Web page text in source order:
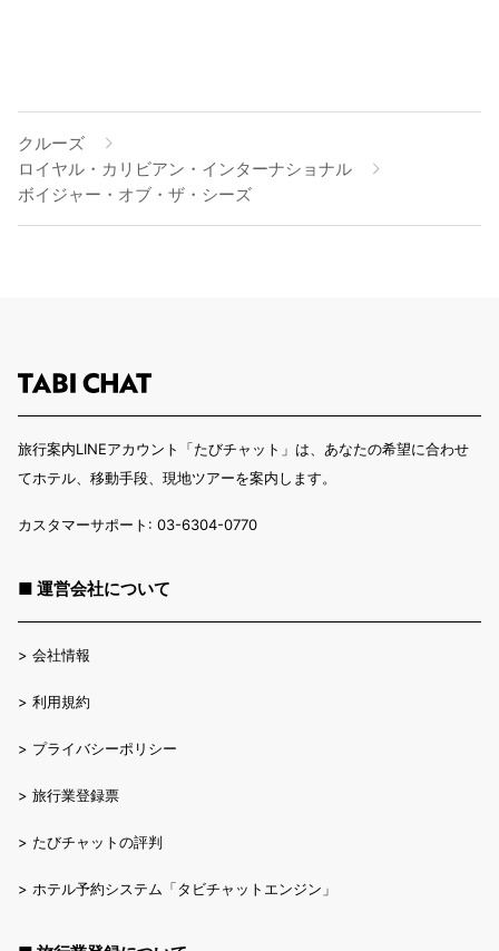
クルーズ
ロイヤル・カリビアン・インターナショナル
ボイジャー・オブ・ザ・シーズ
旅行案内LINEアカウント「たびチャット」は、あなたの希望に合わせ
てホテル、移動手段、現地ツアーを案内します。
カスタマーサポート: 03-6304-0770
■ 運営会社について
> 会社情報
> 利用規約
> プライバシーポリシー
> 旅行業登録票
> たびチャットの評判
> ホテル予約システム「タビチャットエンジン」